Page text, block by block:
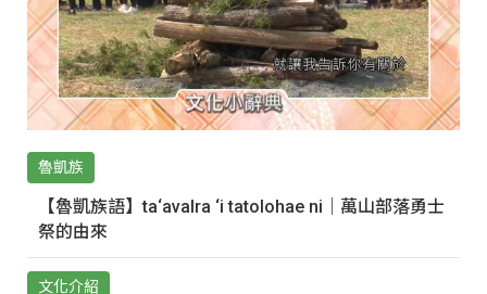
魯凱族
【魯凱族語】ta‘avalra ‘i tatolohae ni｜萬山部落勇士
祭的由來
文化介紹